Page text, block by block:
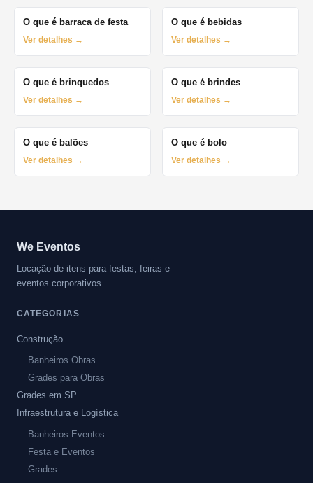
O que é barraca de festa
Ver detalhes →
O que é bebidas
Ver detalhes →
O que é brinquedos
Ver detalhes →
O que é brindes
Ver detalhes →
O que é balões
Ver detalhes →
O que é bolo
Ver detalhes →
We Eventos
Locação de itens para festas, feiras e
eventos corporativos
CATEGORIAS
Construção
Banheiros Obras
Grades para Obras
Grades em SP
Infraestrutura e Logística
Banheiros Eventos
Festa e Eventos
Grades